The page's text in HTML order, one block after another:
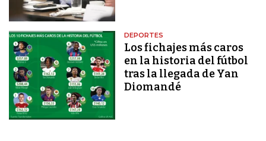
DEPORTES
Los fichajes más caros
en la historia del fútbol
tras la llegada de Yan
Diomandé